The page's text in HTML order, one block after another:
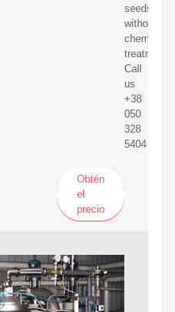
seeds
without
chemical
treatment.
Call
us
+38
050
328
5404
Obtén
el
precio